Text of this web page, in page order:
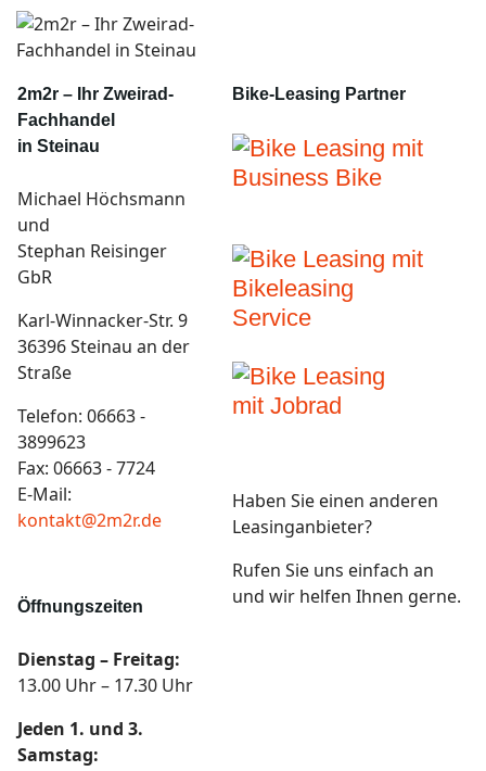
2m2r – Ihr Zweirad-
Fachhandel
in Steinau
Michael Höchsmann
und
Stephan Reisinger
GbR
Karl-Winnacker-Str. 9
36396 Steinau an der
Straße
Telefon: 06663 -
3899623
Fax: 06663 - 7724
E-Mail:
kontakt@2m2r.de
Öffnungszeiten
Dienstag – Freitag:
13.00 Uhr – 17.30 Uhr
Jeden 1. und 3.
Samstag:
Bike-Leasing Partner
Haben Sie einen anderen
Leasinganbieter?
Rufen Sie uns einfach an
und wir helfen Ihnen gerne.